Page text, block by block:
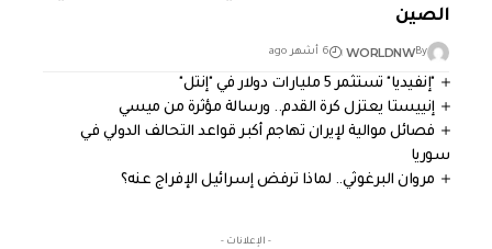
الصين
By
WORLDNW 6 أشهر ago
"إنفيديا" تستثمر 5 مليارات دولار في "إنتل"
إنييستا يعتزل كرة القدم.. ورسالة مؤثرة من ميسي
فصائل موالية لإيران تهاجم أكبر قواعد التحالف الدولي في
سوريا
مروان البرغوثي.. لماذا ترفض إسرائيل الإفراج عنه؟
- الإعلانات -